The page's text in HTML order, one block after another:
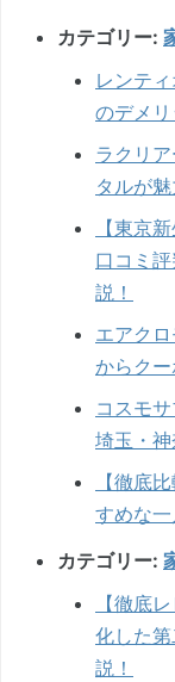
カテゴリー:
レンテ
のデメリ
ラクリ
タルが
【東京
口コミ
説！
エアク
からクー
コスモ
埼玉・
【徹底
すめな一
カテゴリー:
【徹底
化した
説！